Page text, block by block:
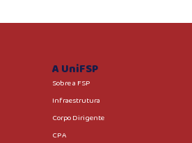
A UniFSP
Sobre a FSP
Infraestrutura
Corpo Dirigente
CPA